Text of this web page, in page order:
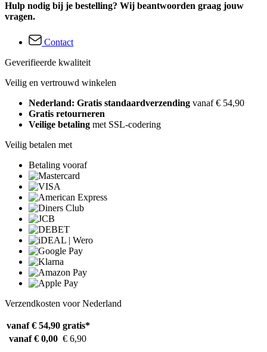
Hulp nodig bij je bestelling? Wij beantwoorden graag jouw
vragen.
Contact
Geverifieerde kwaliteit
Veilig en vertrouwd winkelen
Nederland: Gratis standaardverzending vanaf € 54,90
Gratis retourneren
Veilige betaling met SSL-codering
Veilig betalen met
Betaling vooraf
Verzendkosten voor Nederland
vanaf € 54,90 gratis*
vanaf € 0,00 € 6,90